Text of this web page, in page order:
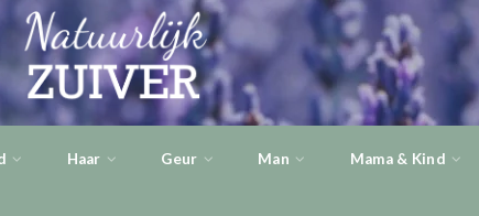
Haar Geur Man Mama & Kind